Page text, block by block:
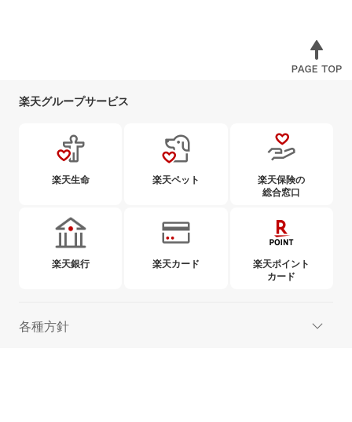
楽天グループサービス
楽天生命 楽天ペット
楽天保険の
総合窓口
楽天銀行 楽天カード
楽天ポイント
カード
各種方針